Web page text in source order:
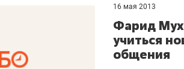
16 мая 2013
Фарид
учиться
общения